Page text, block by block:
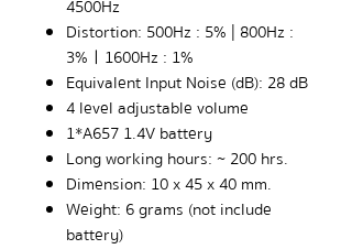
4500Hz
Distortion: 500Hz : 5% | 800Hz :
3% ㅣ 1600Hz : 1%
Equivalent Input Noise (dB): 28 dB
4 level adjustable volume
1*A657 1.4V battery
Long working hours: ~ 200 hrs.
Dimension: 10 x 45 x 40 mm.
Weight: 6 grams (not include
battery)